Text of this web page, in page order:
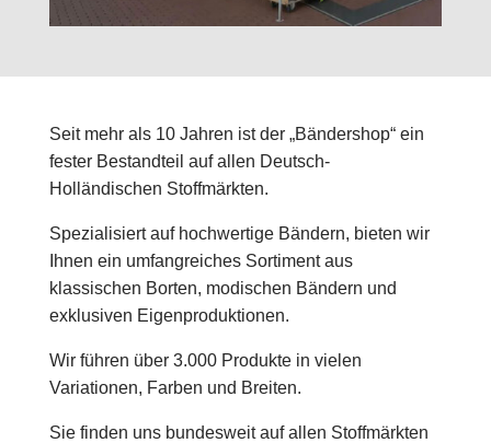
Seit mehr als 10 Jahren ist der „Bändershop“ ein
fester Bestandteil auf allen Deutsch-
Holländischen Stoffmärkten.
Spezialisiert auf hochwertige Bändern, bieten wir
Ihnen ein umfangreiches Sortiment aus
klassischen Borten, modischen Bändern und
exklusiven Eigenproduktionen.
Wir führen über 3.000 Produkte in vielen
Variationen, Farben und Breiten.
Sie finden uns bundesweit auf allen Stoffmärkten